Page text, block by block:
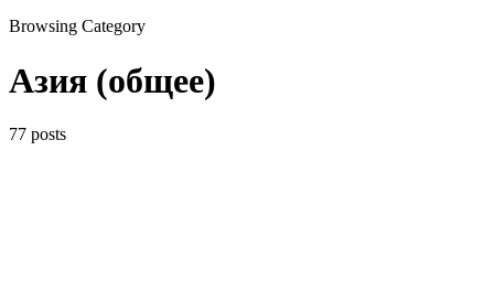
Browsing Category
Азия (общее)
77 posts